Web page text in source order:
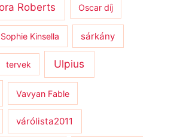
Roberts Oscar díj
Sophie Kinsella sárkány
tervek Ulpius
Vavyan Fable
várólista2011